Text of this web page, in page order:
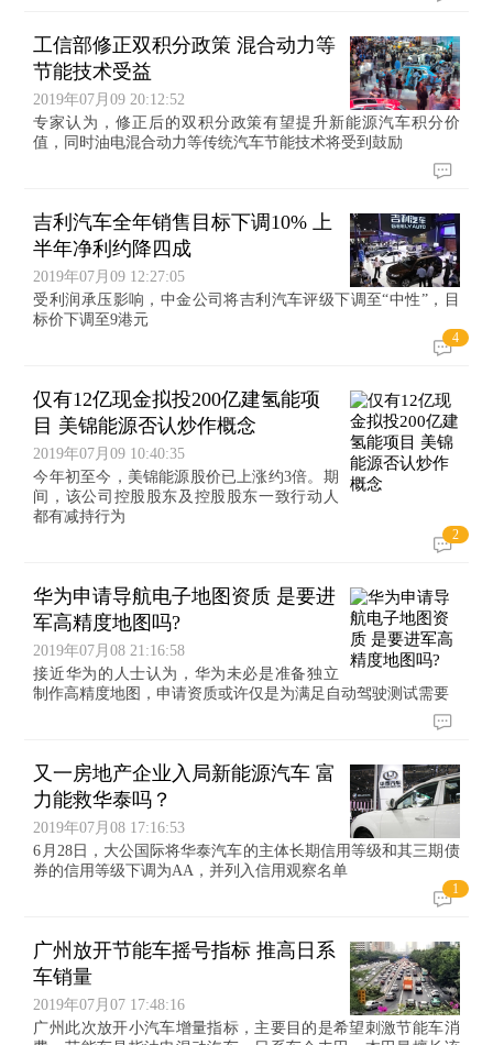
工信部修正双积分政策 混合动力等
节能技术受益
2019年07月09 20:12:52
专家认为，修正后的双积分政策有望提升新能源汽车积分价
值，同时油电混合动力等传统汽车节能技术将受到鼓励
吉利汽车全年销售目标下调10% 上
半年净利约降四成
2019年07月09 12:27:05
受利润承压影响，中金公司将吉利汽车评级下调至“中性”，目
标价下调至9港元
4
仅有12亿现金拟投200亿建氢能项
目 美锦能源否认炒作概念
2019年07月09 10:40:35
今年初至今，美锦能源股价已上涨约3倍。期
间，该公司控股股东及控股股东一致行动人
都有减持行为
2
华为申请导航电子地图资质 是要进
军高精度地图吗?
2019年07月08 21:16:58
接近华为的人士认为，华为未必是准备独立
制作高精度地图，申请资质或许仅是为满足自动驾驶测试需要
又一房地产企业入局新能源汽车 富
力能救华泰吗？
2019年07月08 17:16:53
6月28日，大公国际将华泰汽车的主体长期信用等级和其三期债
券的信用等级下调为AA，并列入信用观察名单
1
广州放开节能车摇号指标 推高日系
车销量
2019年07月07 17:48:16
广州此次放开小汽车增量指标，主要目的是希望刺激节能车消